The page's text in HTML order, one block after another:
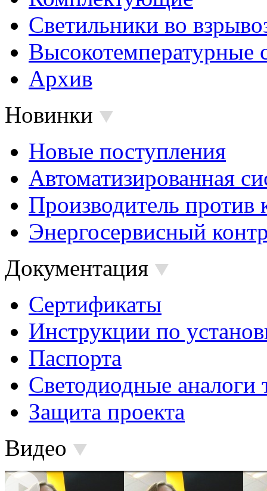
Светильники во
Высокотемпературные
Архив
Новинки
Новые поступления
Автоматизированная
Производитель против
Энергосервисный
Документация
Сертификаты
Инструкции по
Паспорта
Светодиодные аналоги
Защита проекта
Видео